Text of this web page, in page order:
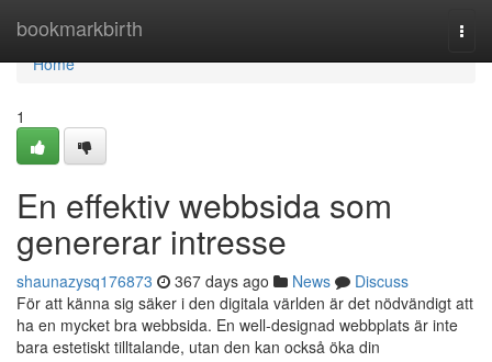
bookmarkbirth
Home
Home
1
En effektiv webbsida som
genererar intresse
shaunazysq176873 367 days ago News
Discuss
För att känna sig säker i den digitala världen är det nödvändigt att
ha en mycket bra webbsida. En well-designad webbplats är inte
bara estetiskt tilltalande, utan den kan också öka din